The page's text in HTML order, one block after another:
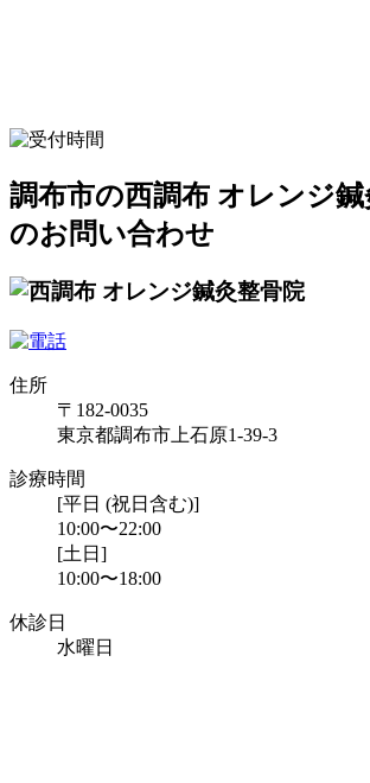
調布市の西調布 オレンジ
のお問い合わせ
住所
〒182-0035
東京都調布市上石原1-39-3
診療時間
[平日 (祝日含む)]
10:00〜22:00
[土日]
10:00〜18:00
休診日
水曜日